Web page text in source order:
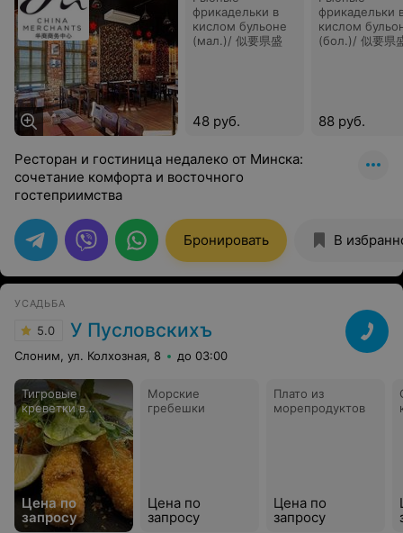
фрикадельки в
кислом бульоне
(мал.)/ 似要県盛
48 руб.
фрикадельки
кислом
(бол.)/ 似要県
88 руб.
Ресторан и гостиница недалеко от Минска:
сочетание комфорта и восточного
гостеприимства
Бронировать В
УСАДЬБА
5.0 У Пусловскихъ
Слоним, ул. Колхозная, 8 до 03:00
Тигровые
креветки в
панировке
Цена по
запросу
Морские
гребешки
Цена по
запросу
Плато из
морепродуктов
Цена по
запросу